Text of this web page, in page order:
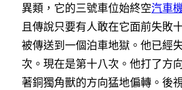
異類，它的三號車位始終空汽車
且傳說只要有人敢在它面前失敗
被傳送到一個泊車地獄。他已經
次。現在是第十八次。他打了方
著銅獨角獸的方向猛地偏轉。後